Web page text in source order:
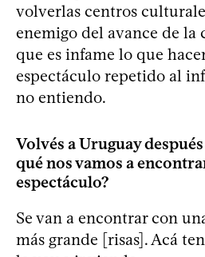
volverlas centros
enemigo del avance de
que es infame lo que
espectáculo repetido al
no entiendo.
Volvés a Uruguay después
qué nos vamos a
espectáculo?
Se van a encontrar con
más grande [risas]. Acá